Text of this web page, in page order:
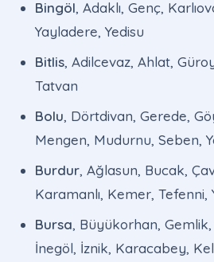
Bingöl, Adaklı, Genç,
Yayladere, Yedisu
Bitlis, Adilcevaz, Ahlat,
Tatvan
Bolu, Dörtdivan, Gerede,
Mengen, Mudurnu, Seben,
Burdur, Ağlasun, Bucak,
Karamanlı, Kemer, Tefenni,
Bursa, Büyükorhan,
İnegöl, İznik, Karacabey,